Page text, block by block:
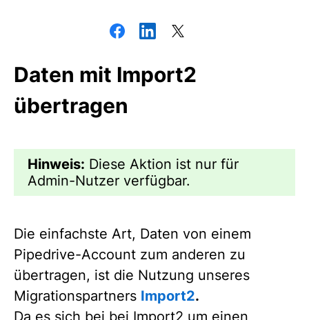
Daten mit Import2
übertragen
Hinweis: Diese Aktion ist nur für
Admin-Nutzer verfügbar.
Die einfachste Art, Daten von einem
Pipedrive-Account zum anderen zu
übertragen, ist die Nutzung unseres
Migrationspartners Import2.
Da es sich bei bei Import2 um einen